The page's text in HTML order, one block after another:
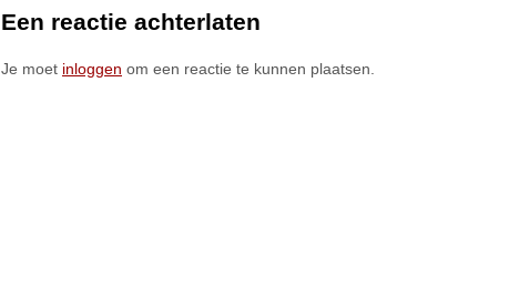
Een reactie achterlaten
Je moet inloggen om een reactie te kunnen plaatsen.